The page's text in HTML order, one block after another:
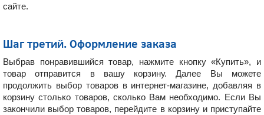
сайте.
Шаг третий. Оформление заказа
Выбрав понравившийся товар, нажмите кнопку «Купить», и
товар отправится в вашу корзину. Далее Вы можете
продолжить выбор товаров в интернет-магазине, добавляя в
корзину столько товаров, сколько Вам необходимо. Если Вы
закончили выбор товаров, перейдите в корзину и приступайте